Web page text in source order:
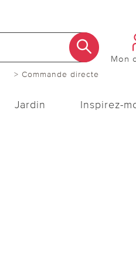
> Commande directe
Mon
Jardin Inspirez-